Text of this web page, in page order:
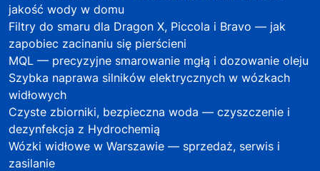
jakość wody w domu
Filtry do smaru dla Dragon X, Piccola i Bravo — jak
zapobiec zacinaniu się pierścieni
MQL — precyzyjne smarowanie mgłą i dozowanie oleju
Szybka naprawa silników elektrycznych w wózkach
widłowych
Czyste zbiorniki, bezpieczna woda — czyszczenie i
dezynfekcja z Hydrochemią
Wózki widłowe w Warszawie — sprzedaż, serwis i
zasilanie